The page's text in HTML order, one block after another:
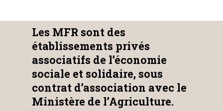
Les MFR sont des
établissements privés
associatifs de l’économie
sociale et solidaire, sous
contrat d’association avec le
Ministère de l’Agriculture.